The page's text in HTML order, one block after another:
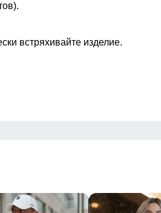
лейбл, молния,
встряхивайте изделие.